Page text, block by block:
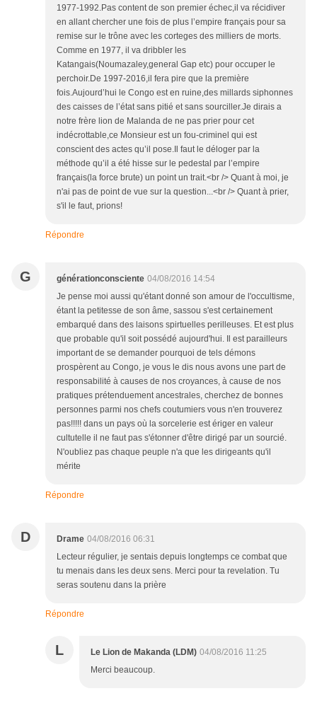
1977-1992.Pas content de son premier échec,il va récidiver
en allant chercher une fois de plus l’empire français pour sa
remise sur le trône avec les corteges des milliers de morts.
Comme en 1977, il va dribbler les
Katangais(Noumazaley,general Gap etc) pour occuper le
perchoir.De 1997-2016,il fera pire que la première
fois.Aujourd’hui le Congo est en ruine,des millards siphonnes
des caisses de l’état sans pitié et sans sourciller.Je dirais a
notre frère lion de Malanda de ne pas prier pour cet
indécrottable,ce Monsieur est un fou-criminel qui est
conscient des actes qu’il pose.Il faut le déloger par la
méthode qu’il a été hisse sur le pedestal par l’empire
français(la force brute) un point un trait.<br /> Quant à moi, je
n'ai pas de point de vue sur la question...<br /> Quant à prier,
s'il le faut, prions!
Répondre
G générationconsciente 04/08/2016 14:54
Je pense moi aussi qu'étant donné son amour de l'occultisme,
étant la petitesse de son âme, sassou s'est certainement
embarqué dans des laisons spirtuelles perilleuses. Et est plus
que probable qu'il soit possédé aujourd'hui. Il est parailleurs
important de se demander pourquoi de tels démons
prospèrent au Congo, je vous le dis nous avons une part de
responsabilité à causes de nos croyances, à cause de nos
pratiques prétenduement ancestrales, cherchez de bonnes
personnes parmi nos chefs coutumiers vous n'en trouverez
pas!!!!! dans un pays où la sorcelerie est ériger en valeur
cultutelle il ne faut pas s'étonner d'être dirigé par un sourcié.
N'oubliez pas chaque peuple n'a que les dirigeants qu'il
mérite
Répondre
D Drame 04/08/2016 06:31
Lecteur régulier, je sentais depuis longtemps ce combat que
tu menais dans les deux sens. Merci pour ta revelation. Tu
seras soutenu dans la prière
Répondre
L Le Lion de Makanda (LDM) 04/08/2016 11:25
Merci beaucoup.